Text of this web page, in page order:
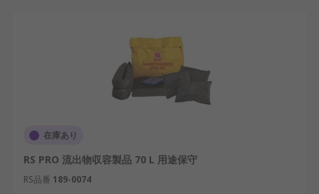
在庫あり
RS PRO 流出物収容製品 70 L 用途保守
RS品番 189-0074